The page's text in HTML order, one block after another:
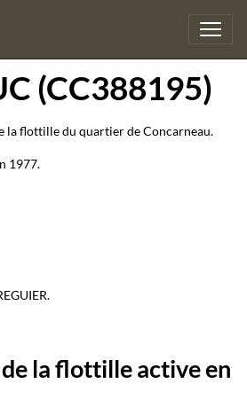
(CC388195)
la flottille du quartier de Concarneau.
1977.
la flottille active en